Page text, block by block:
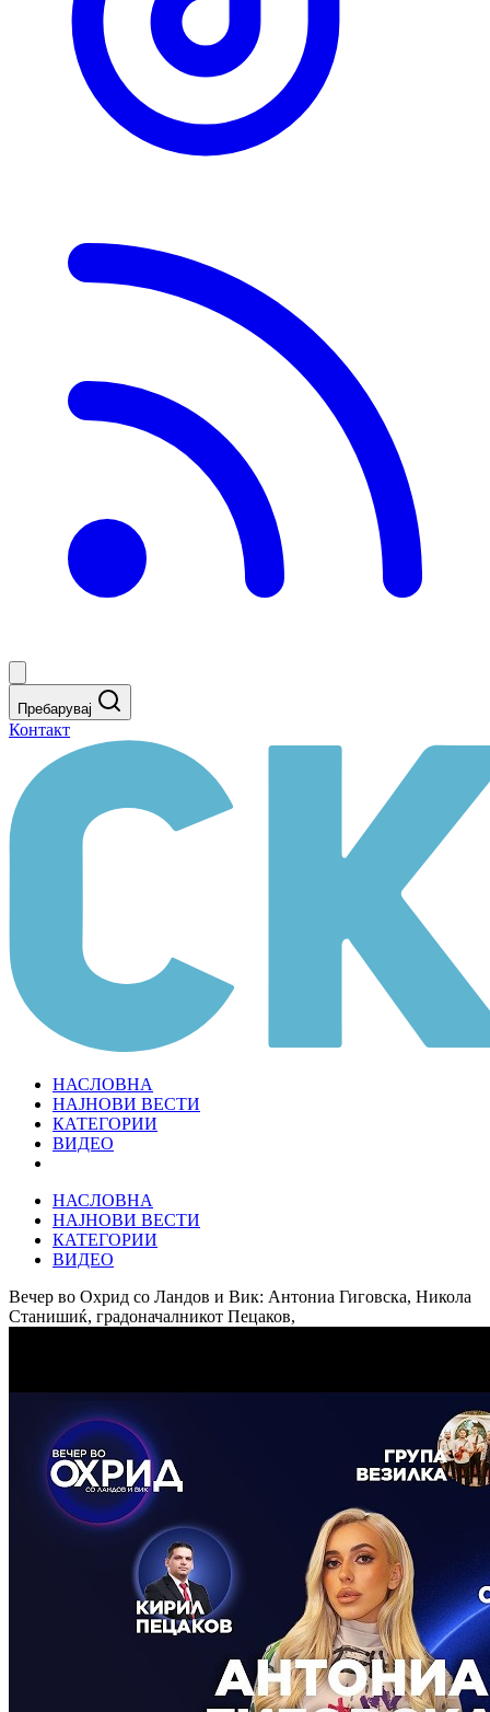
Пребарувај
Контакт
НАСЛОВНА
НАЈНОВИ ВЕСТИ
КАТЕГОРИИ
ВИДЕО
НАСЛОВНА
НАЈНОВИ ВЕСТИ
КАТЕГОРИИ
ВИДЕО
Вечер во Охрид со Ландов и Вик: Антониа Гиговска, Никола
Станишиќ, градоначалникот Пецаков,